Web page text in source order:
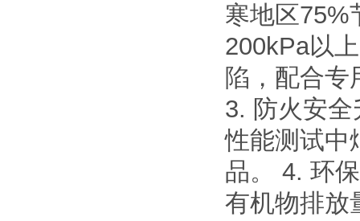
寒地区75%
200kPa以
陷，配合专
3. 防火安
性能测试中
品。 4. 环
有机物排放